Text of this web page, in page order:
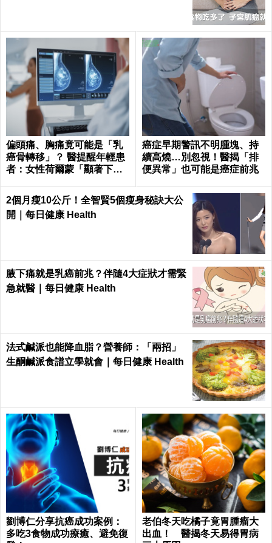
偏頭痛、胸痛竟可能是「乳
癌骨轉移」？ 醫提醒年輕患
者：女性荷爾蒙「顯著下
癌症早期警訊不明腫塊、持
續高燒…別忽視！醫揭「排
便異常」也可能是癌症前兆
2個月瘦10公斤！全智賢5個瘦身秘訣大公
開｜每日健康 Health
腋下痛就是乳癌前兆？伴隨4大症狀才需緊
急就醫｜每日健康 Health
法式鹹派也能降血脂？營養師：「兩招」
生酮鹹派食譜立學就會｜每日健康 Health
劉博仁分享抗癌成功案例：
多吃3食物成功療癒、避免復
老伯冬天吃橘子竟胃腫瘤大
出血！ 醫揭冬天易得胃病